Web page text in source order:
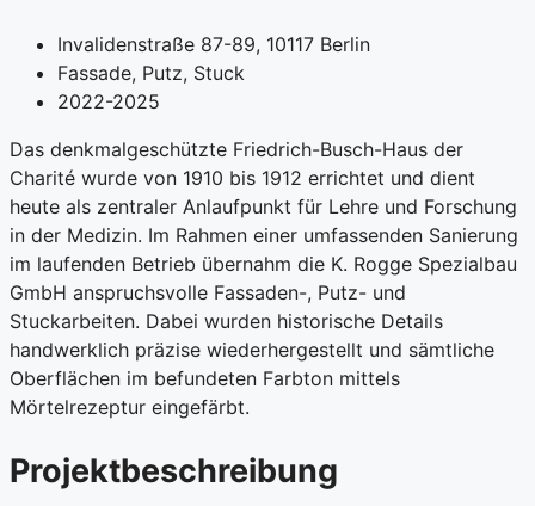
Invalidenstraße 87-89, 10117 Berlin
Fassade, Putz, Stuck
2022-2025
Das denkmalgeschützte Friedrich-Busch-Haus der
Charité wurde von 1910 bis 1912 errichtet und dient
heute als zentraler Anlaufpunkt für Lehre und Forschung
in der Medizin. Im Rahmen einer umfassenden Sanierung
im laufenden Betrieb übernahm die K. Rogge Spezialbau
GmbH anspruchsvolle Fassaden-, Putz- und
Stuckarbeiten. Dabei wurden historische Details
handwerklich präzise wiederhergestellt und sämtliche
Oberflächen im befundeten Farbton mittels
Mörtelrezeptur eingefärbt.
Projektbeschreibung